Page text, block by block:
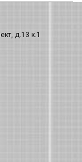
д.13 к.1